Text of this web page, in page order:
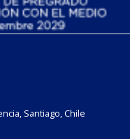
Santiago, Chile